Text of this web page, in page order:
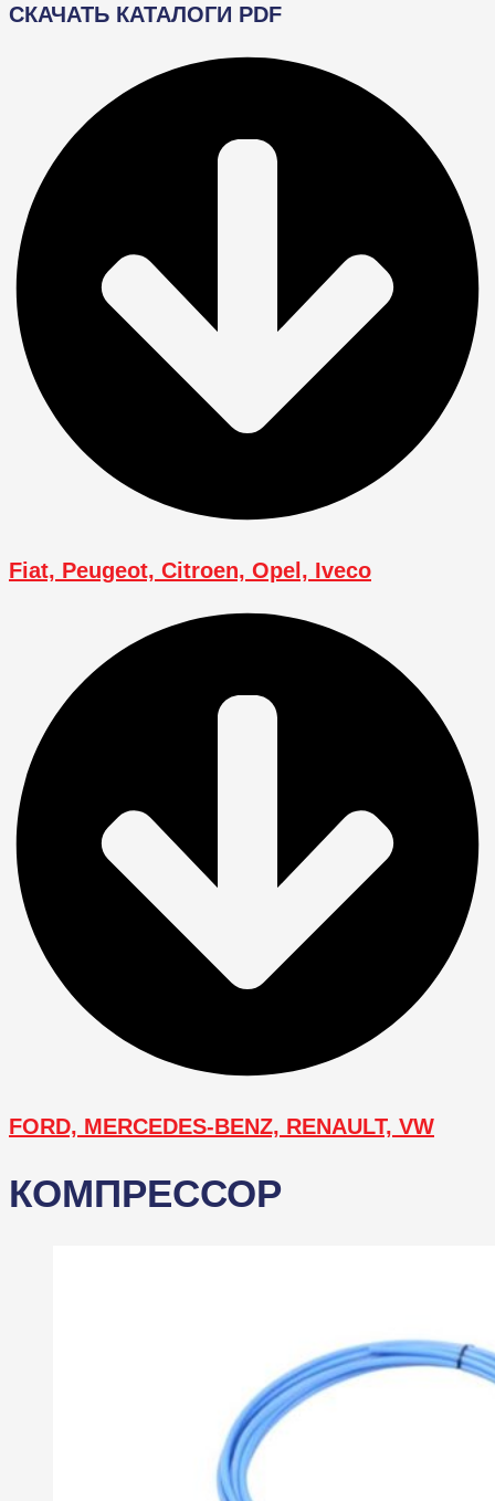
СКАЧАТЬ КАТАЛОГИ PDF
Fiat, Peugeot, Citroen, Opel, Iveco
FORD, MERCEDES-BENZ, RENAULT, VW
КОМПРЕССОР